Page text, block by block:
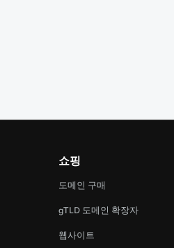
쇼핑
도메인 구매
gTLD 도메인 확장자
웹사이트